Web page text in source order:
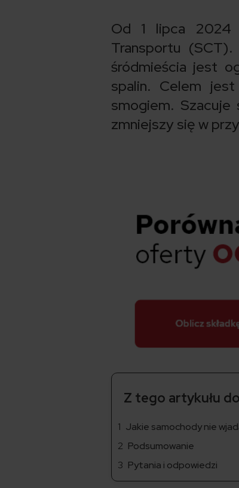
Od 1 lipca 2024
Transportu
śródmieścia jest
spalin. Celem
smogiem.
zmniejszy się w
Z tego artykułu
Jakie samochody nie
Podsumowanie
Pytania i odpowiedzi